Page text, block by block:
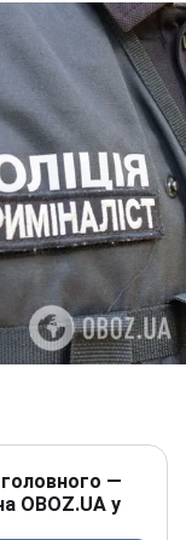
—
OBOZ.UA у